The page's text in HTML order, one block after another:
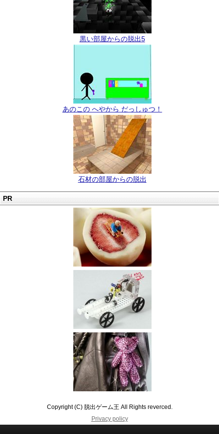
黒い部屋からの脱出5
あのこの へやから だっしゅつ！
石材の部屋からの脱出
PR
Copyright (C) 脱出ゲーム王 All Rights reverced.
Privacy policy